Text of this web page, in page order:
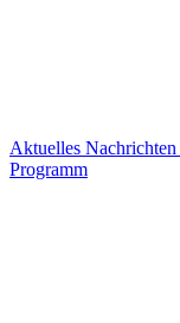
Aktuelles Nachrichten
Programm